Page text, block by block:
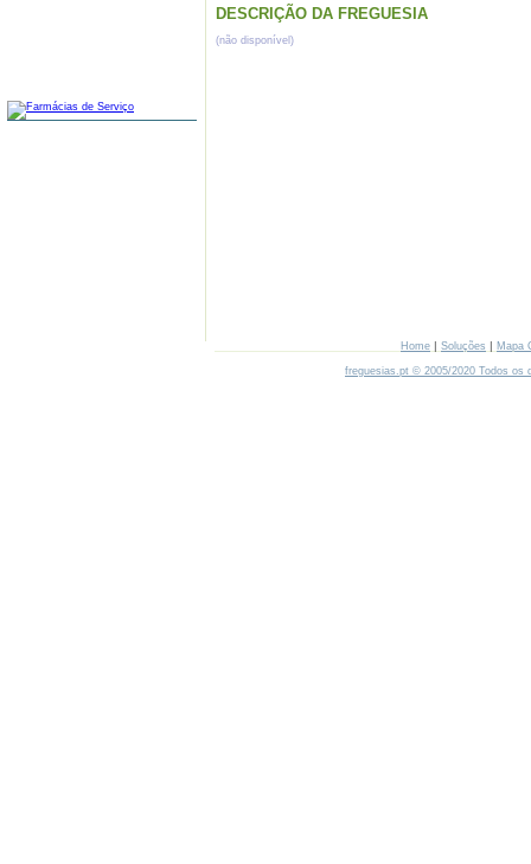
DESCRIÇÃO DA FREGUESIA
(não disponível)
Home | Soluções | Mapa
freguesias.pt © 2005/2020 Todos os